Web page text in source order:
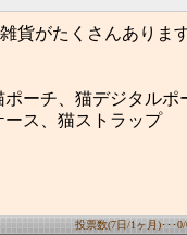
貨がたくさんありま
ーチ、猫デジタルポ
ス、猫ストラップ
投票数(7日/1ヶ月)･･･